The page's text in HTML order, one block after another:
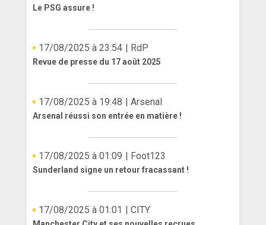
Le PSG assure !
17/08/2025 à 23:54 | RdP
Revue de presse du 17 août 2025
17/08/2025 à 19:48 | Arsenal
Arsenal réussi son entrée en matière !
17/08/2025 à 01:09 | Foot123
Sunderland signe un retour fracassant !
17/08/2025 à 01:01 | CITY